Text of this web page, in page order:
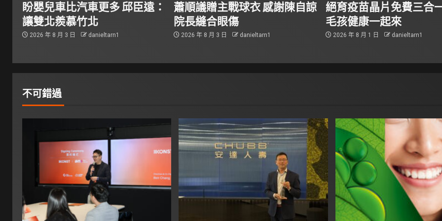
盼嬰兒車比汽車更多 邱臣遠：
讓雙北羨慕竹北
2026 年 8 月 3 日 danieltarn1
蕭順議贈主戰球衣 感謝陳自諒
院長縫合眼傷
2026 年 8 月 3 日 danieltarn1
絕育疫苗晶片免費三合
毛孩健康一起來
2026 年 8 月 1 日 danieltarn1
不可錯過